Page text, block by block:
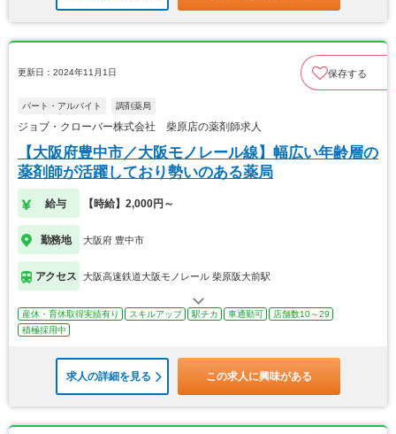
更新日：2024年11月1日 保存する
パート・アルバイト 調剤薬局
ジョブ・クローバー株式会社 柴原店の薬剤師求人
【大阪府豊中市／大阪モノレール線】幅広い年齢層の
薬剤師が活躍しており勢いのある薬局
給与 【時給】2,000円～
勤務地 大阪府 豊中市
アクセス 大阪高速鉄道大阪モノレール 柴原阪大前駅
産休・育休取得実績有り スキルアップ 駅チカ 車通勤可
店舗数10～29
積極採用中
求人の詳細を見る この求人に興味がある